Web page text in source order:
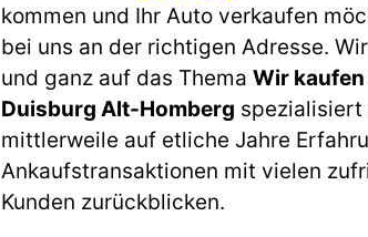
kommen und Ihr Auto verkaufen
bei uns an der richtigen Adresse.
und ganz auf das Thema Wir
Duisburg Alt-Homberg spezialisiert
mittlerweile auf etliche Jahre
Ankaufstransaktionen mit vielen
Kunden zurückblicken.